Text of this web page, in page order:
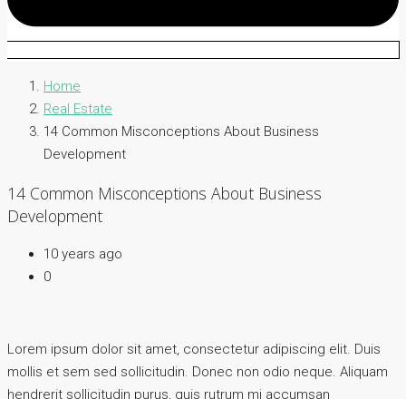
Home
Real Estate
14 Common Misconceptions About Business
Development
14 Common Misconceptions About Business
Development
10 years ago
0
Lorem ipsum dolor sit amet, consectetur adipiscing elit. Duis
mollis et sem sed sollicitudin. Donec non odio neque. Aliquam
hendrerit sollicitudin purus, quis rutrum mi accumsan